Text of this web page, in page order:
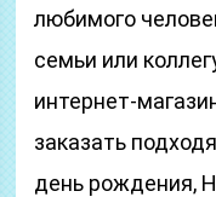
любимого
семьи или
интернет-
заказать
день рождения,